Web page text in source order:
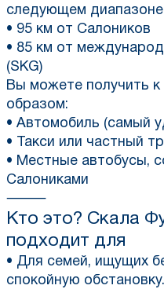
следующем
• 95 км от Салоников
• 85 км от
(SKG)
Вы можете получить
образом:
• Автомобиль (самый
• Такси или частный
• Местные автобусы,
Салониками
⸻
Кто это? Скала
подходит для
• Для семей, ищущих
спокойную обстановку.